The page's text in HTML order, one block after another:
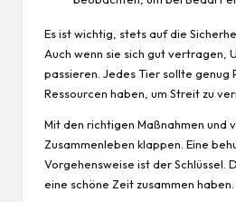
Es ist wichtig, stets auf die
Auch wenn sie sich gut vertragen,
passieren. Jedes Tier sollte genug
Ressourcen haben, um Streit zu
Mit den richtigen Maßnahmen und
Zusammenleben klappen. Eine
Vorgehensweise ist der Schlüssel.
eine schöne Zeit zusammen haben.